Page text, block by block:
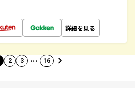
詳細を見る
2 3 … 16